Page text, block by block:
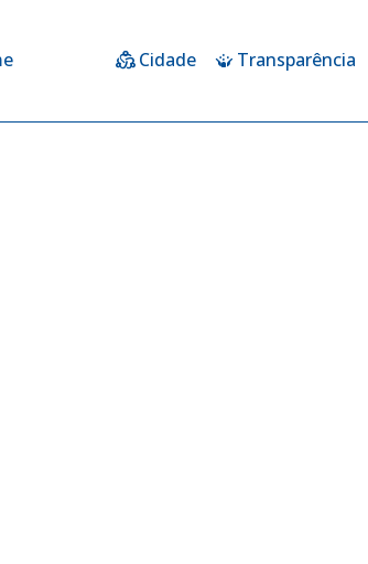
diversity_2Cidade crowdsource Transparência